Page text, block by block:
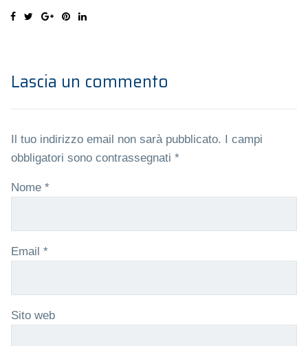
Lascia un commento
Il tuo indirizzo email non sarà pubblicato.
I campi
obbligatori sono contrassegnati *
Nome *
Email *
Sito web